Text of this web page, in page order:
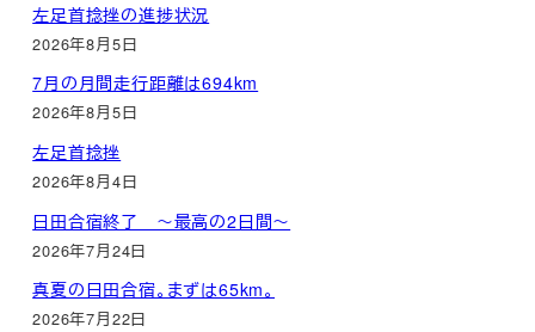
左足首捻挫の進捗状況
2026年8月5日
7月の月間走行距離は694km
2026年8月5日
左足首捻挫
2026年8月4日
日田合宿終了 ～最高の2日間～
2026年7月24日
真夏の日田合宿。まずは65km。
2026年7月22日